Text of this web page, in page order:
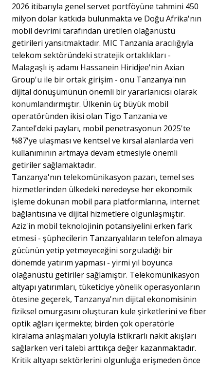
2026 itibarıyla genel servet portföyüne tahmini 450
milyon dolar katkıda bulunmakta ve Doğu Afrika'nın
mobil devrimi tarafından üretilen olağanüstü
getirileri yansıtmaktadır. MIC Tanzania aracılığıyla
telekom sektöründeki stratejik ortaklıkları -
Malagaşlı iş adamı Hassanein Hiridjee'nin Axian
Group'u ile bir ortak girişim - onu Tanzanya'nın
dijital dönüşümünün önemli bir yararlanıcısı olarak
konumlandırmıştır. Ülkenin üç büyük mobil
operatöründen ikisi olan Tigo Tanzania ve
Zantel'deki payları, mobil penetrasyonun 2025'te
%87'ye ulaşması ve kentsel ve kırsal alanlarda veri
kullanımının artmaya devam etmesiyle önemli
getiriler sağlamaktadır.
Tanzanya'nın telekomünikasyon pazarı, temel ses
hizmetlerinden ülkedeki neredeyse her ekonomik
işleme dokunan mobil para platformlarına, internet
bağlantısına ve dijital hizmetlere olgunlaşmıştır.
Aziz'in mobil teknolojinin potansiyelini erken fark
etmesi - şüphecilerin Tanzanyalıların telefon almaya
gücünün yetip yetmeyeceğini sorguladığı bir
dönemde yatırım yapması - yirmi yıl boyunca
olağanüstü getiriler sağlamıştır. Telekomünikasyon
altyapı yatırımları, tüketiciye yönelik operasyonların
ötesine geçerek, Tanzanya'nın dijital ekonomisinin
fiziksel omurgasını oluşturan kule şirketlerini ve fiber
optik ağları içermekte; birden çok operatörle
kiralama anlaşmaları yoluyla istikrarlı nakit akışları
sağlarken veri talebi arttıkça değer kazanmaktadır.
Kritik altyapı sektörlerini olgunluğa erişmeden önce